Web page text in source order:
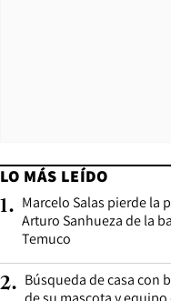
LO MÁS LEÍDO
1. Marcelo Salas pierde la
Arturo Sanhueza de la
Temuco
2. Búsqueda de casa con